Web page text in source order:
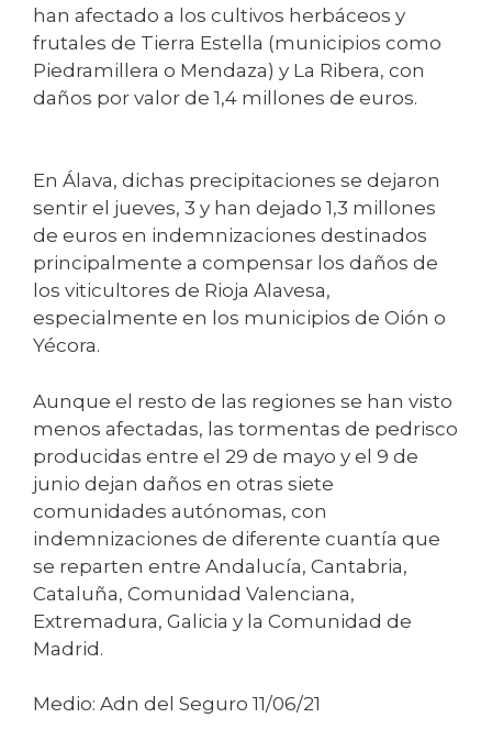
han afectado a los cultivos herbáceos y
frutales de Tierra Estella (municipios como
Piedramillera o Mendaza) y La Ribera, con
daños por valor de 1,4 millones de euros.
En Álava, dichas precipitaciones se dejaron
sentir el jueves, 3 y han dejado 1,3 millones
de euros en indemnizaciones destinados
principalmente a compensar los daños de
los viticultores de Rioja Alavesa,
especialmente en los municipios de Oión o
Yécora.
Aunque el resto de las regiones se han visto
menos afectadas, las tormentas de pedrisco
producidas entre el 29 de mayo y el 9 de
junio dejan daños en otras siete
comunidades autónomas, con
indemnizaciones de diferente cuantía que
se reparten entre Andalucía, Cantabria,
Cataluña, Comunidad Valenciana,
Extremadura, Galicia y la Comunidad de
Madrid.
Medio: Adn del Seguro 11/06/21